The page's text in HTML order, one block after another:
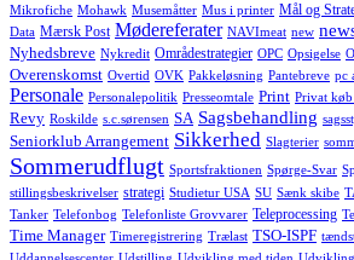
Mikrofiche Mohawk Musemåtter Mus i printer Mål og
Data Mærsk Post Mødereferater NAVImeat new
Nyhedsbreve Nykredit Områdestrategier OPC Opsigelse
Overenskomst Overtid OVK Pakkeløsning Pantebreve pc
Personale Personalepolitik Presseomtale Print Privat
Revy Roskilde s.c.sørensen SA Sagsbehandling
Seniorklub Arrangement Sikkerhed Slagterier
Sommerudflugt Sportsfraktionen Spørge-Svar
stillingsbeskrivelser strategi Studietur USA SU Sænk skibe
Tanker Telefonbog Telefonliste Grovvarer Teleprocessing
Time Manager Timeregistrering Trælast TSO-ISPF